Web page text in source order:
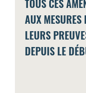
TOUS CES
AUX MESURES
LEURS
DEPUIS LE